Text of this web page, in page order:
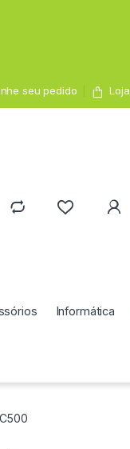
seu pedido Loja
Informática